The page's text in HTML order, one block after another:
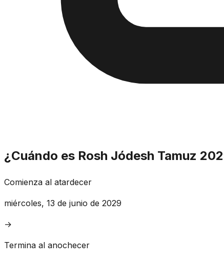
¿Cuándo es Rosh Jódesh Tamuz
Comienza al atardecer
miércoles, 13 de junio de 2029
→
Termina al anochecer